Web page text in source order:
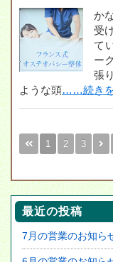
か
受
て
ー
張
ような頭……続き
1 2 3
最近の投稿
7月の営業のお知ら